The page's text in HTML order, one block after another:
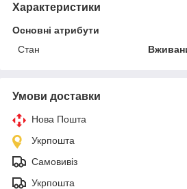
Характеристики
Основні атрибути
Стан
Умови доставки
Нова Пошта
Укрпошта
Самовивіз
Укрпошта